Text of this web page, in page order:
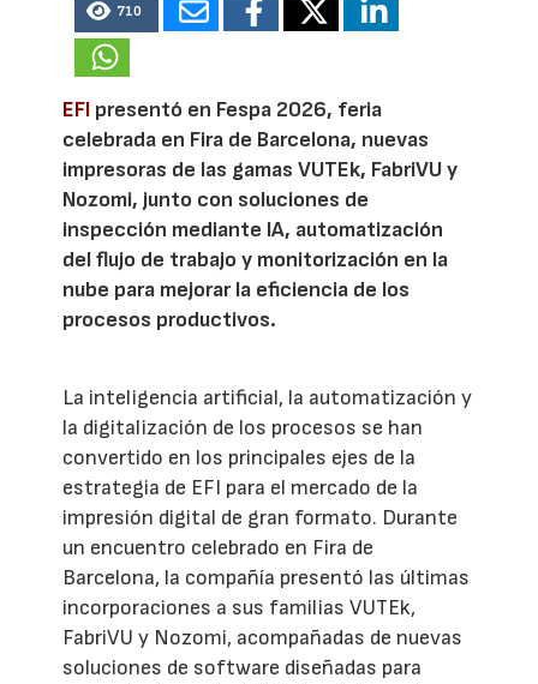
710
EFI presentó en Fespa 2026, feria
celebrada en Fira de Barcelona, nuevas
impresoras de las gamas VUTEk, FabriVU y
Nozomi, junto con soluciones de
inspección mediante IA, automatización
del flujo de trabajo y monitorización en la
nube para mejorar la eficiencia de los
procesos productivos.
La inteligencia artificial, la automatización y
la digitalización de los procesos se han
convertido en los principales ejes de la
estrategia de EFI para el mercado de la
impresión digital de gran formato. Durante
un encuentro celebrado en Fira de
Barcelona, la compañía presentó las últimas
incorporaciones a sus familias VUTEk,
FabriVU y Nozomi, acompañadas de nuevas
soluciones de software diseñadas para